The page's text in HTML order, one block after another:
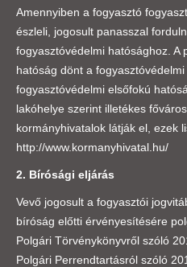
Amennyiben a fogyasztó
észleli, jogosult panasszal
fogyasztóvédelmi hatósághoz. A
hatóság dönt a
fogyasztóvédelmi elsőfokú
lakóhelye szerint illetékes
kormányhivatalok látják el, ezek
http://www.kormanyhivatal.hu/
2. Bírósági eljárás
Vevő jogosult a fogyasztói
bíróság előtti érvényesítésére
Polgári Törvénykönyvről szóló
Polgári Perrendtartásról szóló